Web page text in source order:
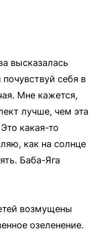
высказалась
себя в
Мне кажется,
лучше, чем эта
какая-то
как на солнце
Баба-Яга
возмущены
озеленение.